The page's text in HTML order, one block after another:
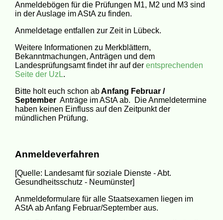
Anmeldebögen für die Prüfungen M1, M2 und M3 sind
in der Auslage im AStA zu finden.
Anmeldetage entfallen zur Zeit in Lübeck.
Weitere Informationen zu Merkblättern,
Bekanntmachungen, Anträgen und dem
Landesprüfungsamt findet ihr auf der entsprechenden
Seite der UzL.
Bitte holt euch schon abAnfang Februar /
September Anträge im AStA ab. Die Anmeldetermine
haben keinen Einfluss auf den Zeitpunkt der
mündlichen Prüfung.
Anmeldeverfahren
[Quelle: Landesamt für soziale Dienste - Abt.
Gesundheitsschutz - Neumünster]
Anmeldeformulare für alle Staatsexamen liegen im
AStA ab Anfang Februar/September aus.